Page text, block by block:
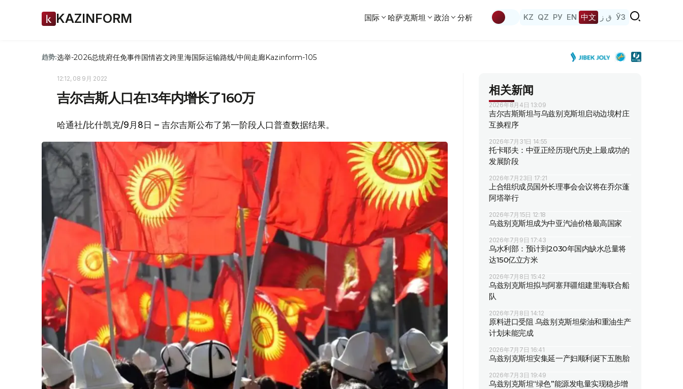
KAZINFORM 国际 哈萨克斯坦 政治 分析 KZ QZ РУ EN 中文 ق ز ЎЗ
趋势:选举-2026总统府任免事件国情咨文跨里海国际运输路线/中间走廊Kazinform-105
12:12, 08 9月 2022
吉尔吉斯人口在13年内增长了160万
哈通社/比什凯克/9月8日 – 吉尔吉斯公布了第一阶段人口普查数据结果。
相关新闻
2026年8月4日 13:09
吉尔吉斯斯坦与乌兹别克斯坦启动边境村庄
互换程序
2026年7月31日 14:55
托卡耶夫：中亚正经历现代历史上最成功的
发展阶段
2026年7月23日 17:21
上合组织成员国外长理事会会议将在乔尔蓬
阿塔举行
2026年7月15日 12:18
乌兹别克斯坦成为中亚汽油价格最高国家
2026年7月9日 17:43
乌水利部：预计到2030年国内缺水总量将
达150亿立方米
2026年7月8日 15:42
乌兹别克斯坦拟与阿塞拜疆组建里海联合船
队
2026年7月8日 14:12
原料进口受阻 乌兹别克斯坦柴油和重油生产
计划未能完成
2026年7月7日 16:41
乌兹别克斯坦安集延一产妇顺利诞下五胞胎
2026年7月3日 19:49
乌兹别克斯坦“绿色”能源发电量实现稳步增